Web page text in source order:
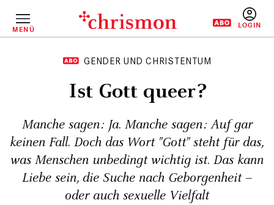
InhaltMENÜ
GENDER UND CHRISTENTUM
Ist Gott queer?
Manche sagen: Ja. Manche sagen: Auf gar
keinen Fall. Doch das Wort "Gott" steht für das,
was Menschen unbedingt wichtig ist. Das kann
Liebe sein, die Suche nach Geborgenheit –
oder auch sexuelle Vielfalt